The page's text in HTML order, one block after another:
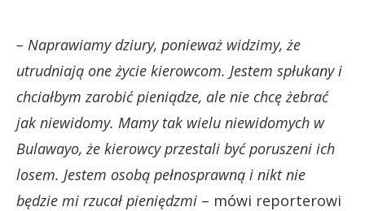
– Naprawiamy dziury, ponieważ widzimy, że
utrudniają one życie kierowcom. Jestem spłukany i
chciałbym zarobić pieniądze, ale nie chcę żebrać
jak niewidomy. Mamy tak wielu niewidomych w
Bulawayo, że kierowcy przestali być poruszeni ich
losem. Jestem osobą pełnosprawną i nikt nie
będzie mi rzucał pieniędzmi – mówi reporterowi